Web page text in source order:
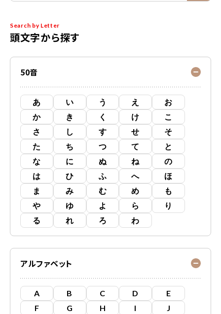
Search by Letter
頭文字から探す
50音
あ い う え
お
か
き く け
こ
さ
し す せ
そ
た
ち つ て
と
な
に ぬ ね
の
は
ひ ふ へ
ほ
ま
み む め
も
や
ゆ よ ら
り
る
れ ろ わ
アルファベット
A B C D
E
F
G H I
J